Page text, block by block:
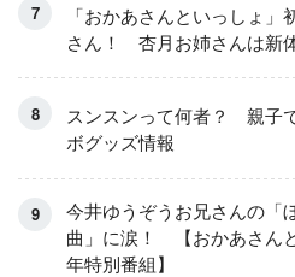
「おかあさんといっしょ」
さん！ 杏月お姉さんは新
スンスンって何者？ 親子
ボグッズ情報
今井ゆうぞうお兄さんの「
曲」に涙！ 【おかあさん
年特別番組】